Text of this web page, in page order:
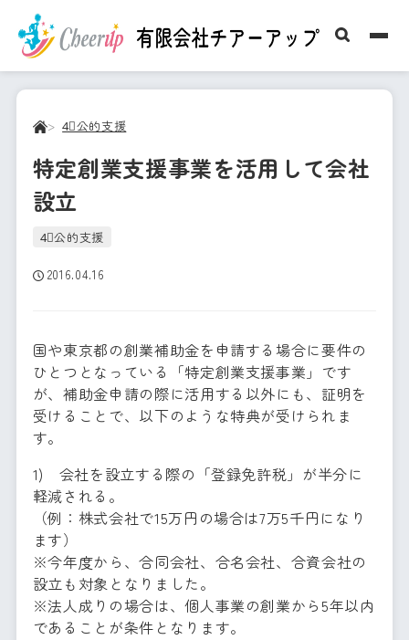
4⃣公的支援
特定創業支援事業を活用して会社
設立
4⃣公的支援
2016.04.16
国や東京都の創業補助金を申請する場合に要件の
ひとつとなっている「特定創業支援事業」です
が、補助金申請の際に活用する以外にも、証明を
受けることで、以下のような特典が受けられま
す。
1) 会社を設立する際の「登録免許税」が半分に
軽減される。
（例：株式会社で15万円の場合は7万5千円になり
ます）
※今年度から、合同会社、合名会社、合資会社の
設立も対象となりました。
※法人成りの場合は、個人事業の創業から5年以内
であることが条件となります。